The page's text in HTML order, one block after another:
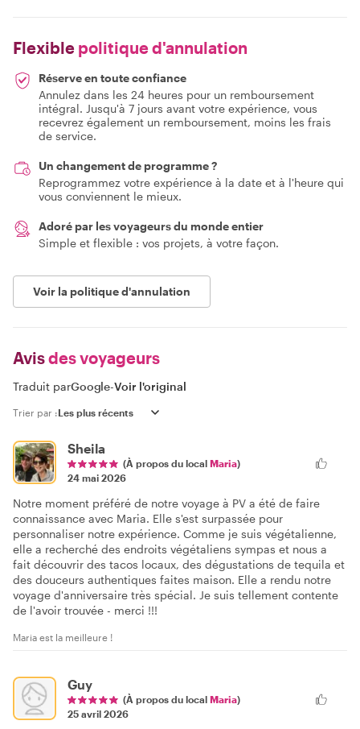
Flexible politique d'annulation
Réserve en toute confiance
Annulez dans les 24 heures pour un remboursement
intégral. Jusqu'à 7 jours avant votre expérience, vous
recevrez également un remboursement, moins les frais
de service.
Un changement de programme ?
Reprogrammez votre expérience à la date et à l'heure qui
vous conviennent le mieux.
Adoré par les voyageurs du monde entier
Simple et flexible : vos projets, à votre façon.
Voir la politique d'annulation
Avisdes voyageurs
Traduit parGoogle-Voir l'original
Trier par :
Sheila
(À propos du local Maria)
24 mai 2026
Notre moment préféré de notre voyage à PV a été de faire
connaissance avec Maria. Elle s'est surpassée pour
personnaliser notre expérience. Comme je suis végétalienne,
elle a recherché des endroits végétaliens sympas et nous a
fait découvrir des tacos locaux, des dégustations de tequila et
des douceurs authentiques faites maison. Elle a rendu notre
voyage d'anniversaire très spécial. Je suis tellement contente
de l'avoir trouvée - merci !!!
Maria est la meilleure !
Guy
(À propos du local Maria)
25 avril 2026